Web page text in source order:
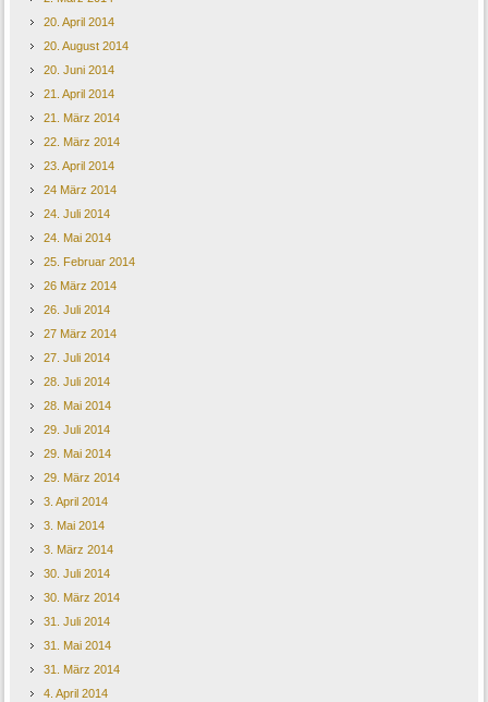
20. April 2014
20. August 2014
20. Juni 2014
21. April 2014
21. März 2014
22. März 2014
23. April 2014
24 März 2014
24. Juli 2014
24. Mai 2014
25. Februar 2014
26 März 2014
26. Juli 2014
27 März 2014
27. Juli 2014
28. Juli 2014
28. Mai 2014
29. Juli 2014
29. Mai 2014
29. März 2014
3. April 2014
3. Mai 2014
3. März 2014
30. Juli 2014
30. März 2014
31. Juli 2014
31. Mai 2014
31. März 2014
4. April 2014